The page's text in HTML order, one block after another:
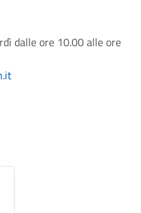
dalle ore 10.00 alle ore